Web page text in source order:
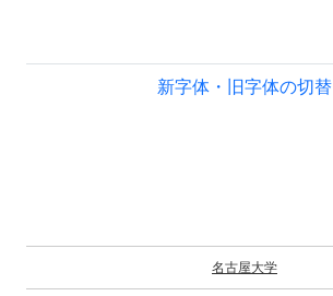
新字体・旧字体の切替
名古屋大学